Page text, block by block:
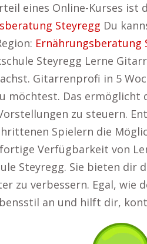
eines Online-Kurses
Steyregg Du
Ernährungsberatung
Steyregg Lerne
Gitarrenprofi in 5
möchtest. Das ermöglicht
zu steuern.
Spielern die
Verfügbarkeit von
Steyregg. Sie bieten
zu verbessern. Egal,
an und hilft dir,